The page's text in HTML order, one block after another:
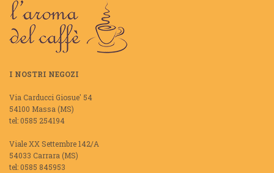
I NOSTRI NEGOZI
Via Carducci Giosue' 54
54100 Massa (MS)
tel: 0585 254194
Viale XX Settembre 142/A
54033 Carrara (MS)
tel: 0585 845953